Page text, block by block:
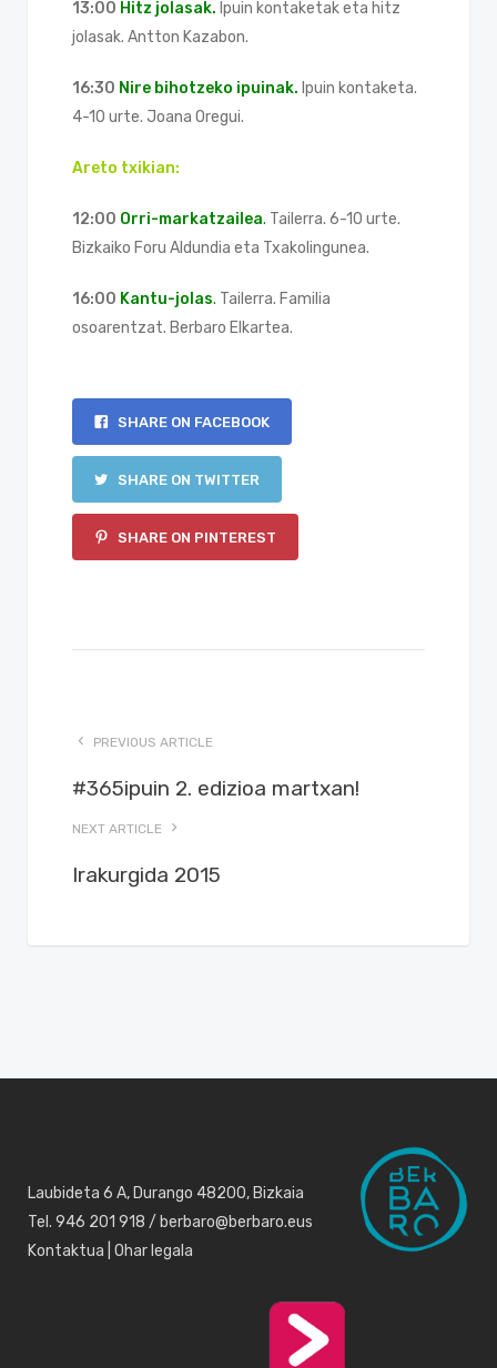
13:00 Hitz jolasak. Ipuin kontaketak eta hitz
jolasak. Antton Kazabon.
16:30 Nire bihotzeko ipuinak. Ipuin kontaketa.
4-10 urte. Joana Oregui.
Areto txikian:
12:00 Orri-markatzailea. Tailerra. 6-10 urte.
Bizkaiko Foru Aldundia eta Txakolingunea.
16:00 Kantu-jolas. Tailerra. Familia
osoarentzat. Berbaro Elkartea.
SHARE ON FACEBOOK
SHARE ON TWITTER
SHARE ON PINTEREST
PREVIOUS ARTICLE
#365ipuin 2. edizioa martxan!
NEXT ARTICLE
Irakurgida 2015
Laubideta 6 A, Durango 48200, Bizkaia
Tel. 946 201 918 / berbaro@berbaro.eus
Kontaktua Ohar legala